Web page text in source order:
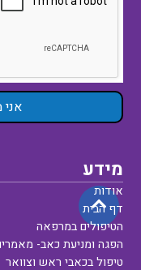
אני
מידע
אודות
דף הבית
הטיפולים במרפאה
הפגה ומניעת כאב-
טיפול בכאבי ראש וצוואר